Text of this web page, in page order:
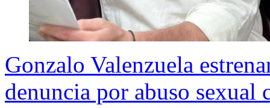
Gonzalo Valenzuela
denuncia por abuso sexual